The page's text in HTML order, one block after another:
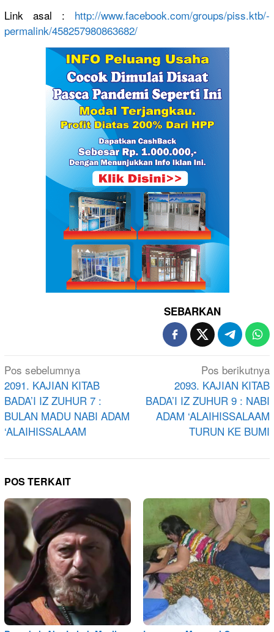
Link asal : http://­www.facebook.com­/groups/­piss.ktb/­
permalink/­458257980863682/
SEBARKAN
Navigasi
pos
Pos sebelumnya
2091. KAJIAN KITAB
BADA’I IZ ZUHUR 7 :
BULAN MADU NABI ADAM
‘ALAIHISSALAAM
Pos berikutnya
2093. KAJIAN KITAB
BADA’I IZ ZUHUR 9 : NABI
ADAM ‘ALAIHISSALAAM
TURUN KE BUMI
POS TERKAIT